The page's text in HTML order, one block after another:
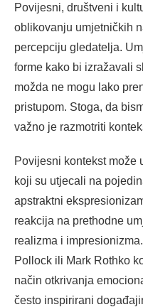
Povijesni, društveni i
oblikovanju umjetničkih
percepciju gledatelja.
forme kako bi izražavali
možda ne mogu lako
pristupom. Stoga, da
važno je razmotriti
Povijesni kontekst može
koji su utjecali na
apstraktni
reakcija na prethodne
realizma i
Pollock ili Mark Rothko
način otkrivanja
često inspirirani